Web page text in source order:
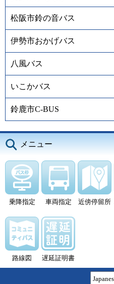
松阪市鈴の音バス
伊勢市おかげバス
八風バス
いこかバス
鈴鹿市C-BUS
メニュー
乗降指定 車両指定 近傍停留所
路線図 遅延証明書